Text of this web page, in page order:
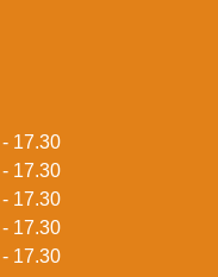
17.30
17.30
17.30
17.30
17.30